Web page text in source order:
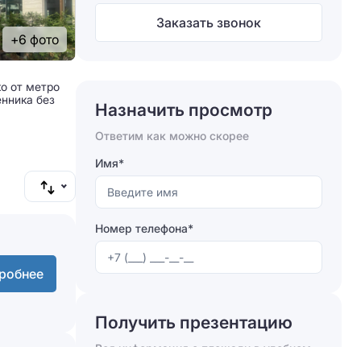
+6 фото
Заказать звонок
от метро
без
Назначить просмотр
Ответим как можно скорее
Имя*
Номер телефона*
Получить презентацию